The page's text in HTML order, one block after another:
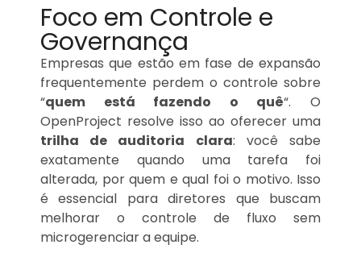
Foco em Controle e
Governança
Empresas que estão em fase de expansão
frequentemente perdem o controle sobre
“quem está fazendo o quê“. O
OpenProject resolve isso ao oferecer uma
trilha de auditoria clara: você sabe
exatamente quando uma tarefa foi
alterada, por quem e qual foi o motivo. Isso
é essencial para diretores que buscam
melhorar o controle de fluxo sem
microgerenciar a equipe.